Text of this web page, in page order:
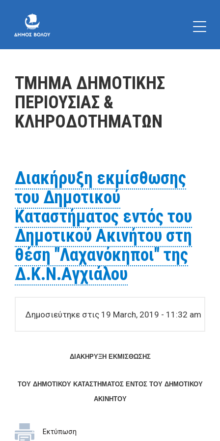
ΤΜΗΜΑ ΔΗΜΟΤΙΚΗΣ
ΠΕΡΙΟΥΣΙΑΣ &
ΚΛΗΡΟΔΟΤΗΜΑΤΩΝ
Διακήρυξη εκμίσθωσης
του Δημοτικού
Καταστήματος εντός του
Δημοτικού Ακινήτου στη
θέση "Λαχανόκηποι" της
Δ.Κ.Ν.Αγχιάλου
Δημοσιεύτηκε στις 19 March, 2019 - 11:32 am
ΔΙΑΚΗΡΥΞΗ ΕΚΜΙΣΘΩΣΗΣ
ΤΟΥ ΔΗΜΟΤΙΚΟΥ ΚΑΤΑΣΤΗΜΑΤΟΣ ΕΝΤΟΣ ΤΟΥ ΔΗΜΟΤΙΚΟΥ
ΑΚΙΝΗΤΟΥ
Εκτύπωση